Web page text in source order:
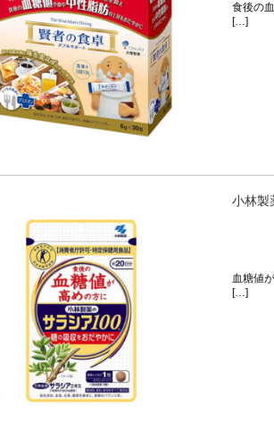
食後の
[…]
小林製
血糖値
[…]